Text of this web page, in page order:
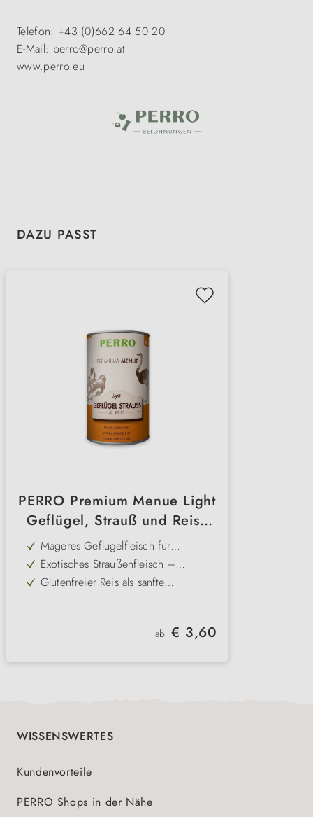
Telefon: +43 (0)662 64 50 20
E-Mail: perro@perro.at
www.perro.eu
Produktgalerie überspringen
DAZU PASST
PERRO Premium Menue Light
Geflügel, Strauß und Reis -
Nassfutter für Hunde
Mageres Geflügelfleisch für
hochwertige Proteine bei geringem
Fettanteil
Exotisches Straußenfleisch –
hypoallergen, cholesterinarm und
Glutenfreier Reis als sanfte
und fördern die Sehkraft
Ideal für Gewichtsmanagement und
Regulärer Preis:
ab € 3,60
WISSENSWERTES
Kundenvorteile
PERRO Shops in der Nähe